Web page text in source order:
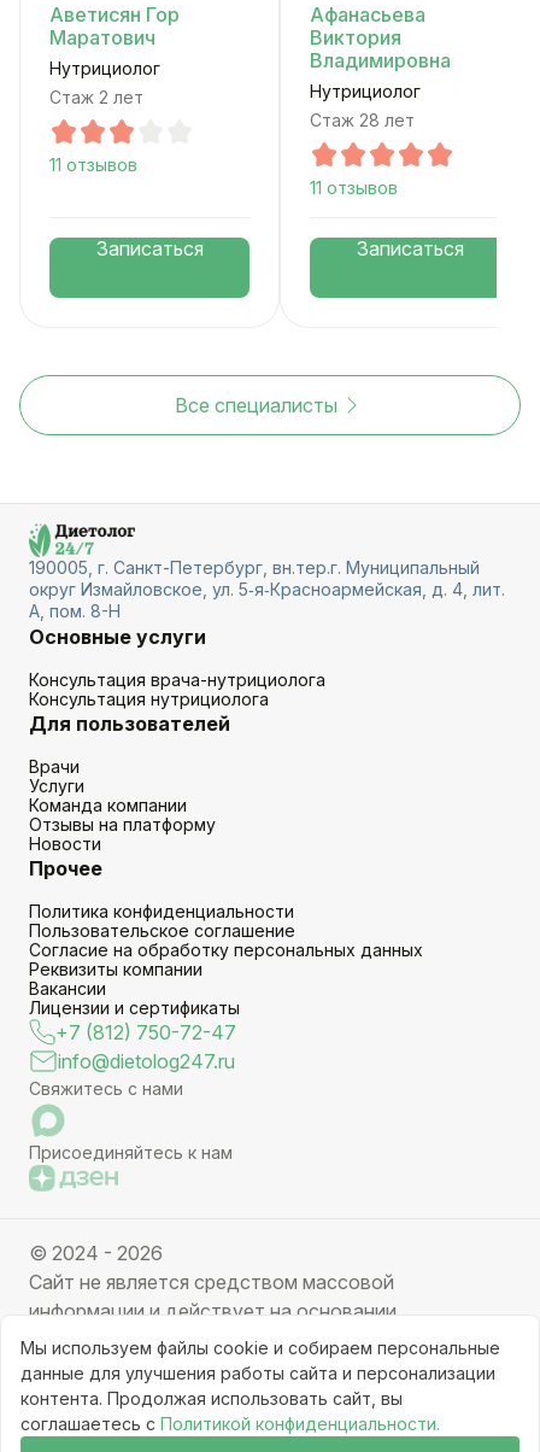
Аветисян Гор
Маратович
Нутрициолог
Стаж 2 лет
11 отзывов
Записаться
Афанасьева
Виктория
Владимировна
Нутрициолог
Стаж 28 лет
11 отзывов
Записаться
Все специалисты
190005, г. Санкт-Петербург, вн.тер.г. Муниципальный
округ Измайловское, ул. 5‑я‑Красноармейская, д. 4, лит.
А, пом. 8-Н
Основные услуги
Консультация врача-нутрициолога
Консультация нутрициолога
Для пользователей
Врачи
Услуги
Команда компании
Отзывы на платформу
Новости
Прочее
Политика конфиденциальности
Пользовательское соглашение
Согласие на обработку персональных данных
Реквизиты компании
Вакансии
Лицензии и сертификаты
+7 (812) 750-72-47
info@dietolog247.ru
Свяжитесь с нами
Присоединяйтесь к нам
© 2024 - 2026
Сайт не является средством массовой
информации и действует на основании
партнерских услуг. Отправляя заявку вы даете
свое согласие на обработку персональных данных.
Частичное или полное копирование информации с
ресурса, клонирование графических элементов
Мы используем файлы cookie и собираем персональные
данные для улучшения работы сайта и персонализации
контента. Продолжая использовать сайт, вы
соглашаетесь с Политикой конфиденциальности.